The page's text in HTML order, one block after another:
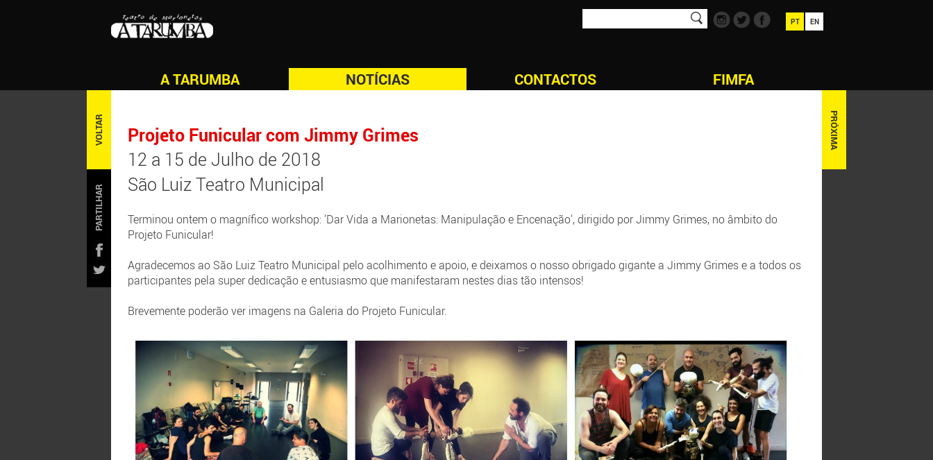
A TARUMBA NOTÍCIAS CONTACTOS FIMFA
PT EN
VOLTAR PRÓXIMA
PARTILHAR
Projeto Funicular com Jimmy Grimes
12 a 15 de Julho de 2018
São Luiz Teatro Municipal
Terminou ontem o magnífico workshop: 'Dar Vida a Marionetas: Manipulação e Encenação', dirigido por Jimmy Grimes, no âmbito do
Projeto Funicular!
Agradecemos ao São Luiz Teatro Municipal pelo acolhimento e apoio, e deixamos o nosso obrigado gigante a Jimmy Grimes e a todos os
participantes pela super dedicação e entusiasmo que manifestaram nestes dias tão intensos!
Brevemente poderão ver imagens na Galeria do Projeto Funicular.